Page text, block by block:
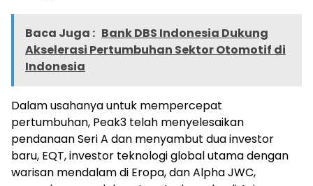
Baca Juga : Bank DBS Indonesia Dukung
Akselerasi Pertumbuhan Sektor Otomotif di
Indonesia
Dalam usahanya untuk mempercepat
pertumbuhan, Peak3 telah menyelesaikan
pendanaan Seri A dan menyambut dua investor
baru, EQT, investor teknologi global utama dengan
warisan mendalam di Eropa, dan Alpha JWC,